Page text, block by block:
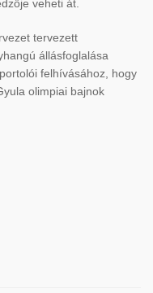
veheti át.
tervezett
állásfoglalása
felhívásához, hogy
olimpiai bajnok